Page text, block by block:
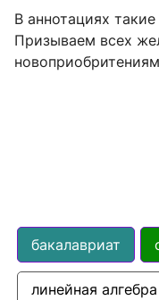
В аннотациях
Призываем всех
бакалавриат
линейная алгебра